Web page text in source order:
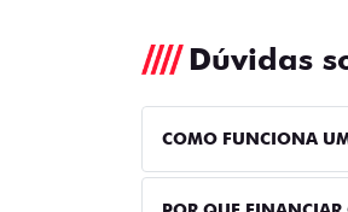
Dúvidas
COMO FUNCIONA